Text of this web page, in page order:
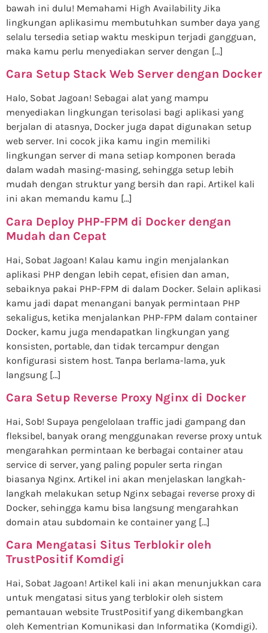
bawah ini dulu! Memahami High Availability Jika
lingkungan aplikasimu membutuhkan sumber daya yang
selalu tersedia setiap waktu meskipun terjadi gangguan,
maka kamu perlu menyediakan server dengan […]
Cara Setup Stack Web Server dengan Docker
Halo, Sobat Jagoan! Sebagai alat yang mampu
menyediakan lingkungan terisolasi bagi aplikasi yang
berjalan di atasnya, Docker juga dapat digunakan setup
web server. Ini cocok jika kamu ingin memiliki
lingkungan server di mana setiap komponen berada
dalam wadah masing-masing, sehingga setup lebih
mudah dengan struktur yang bersih dan rapi. Artikel kali
ini akan memandu kamu […]
Cara Deploy PHP-FPM di Docker dengan
Mudah dan Cepat
Hai, Sobat Jagoan! Kalau kamu ingin menjalankan
aplikasi PHP dengan lebih cepat, efisien dan aman,
sebaiknya pakai PHP-FPM di dalam Docker. Selain aplikasi
kamu jadi dapat menangani banyak permintaan PHP
sekaligus, ketika menjalankan PHP-FPM dalam container
Docker, kamu juga mendapatkan lingkungan yang
konsisten, portable, dan tidak tercampur dengan
konfigurasi sistem host. Tanpa berlama-lama, yuk
langsung […]
Cara Setup Reverse Proxy Nginx di Docker
Hai, Sob! Supaya pengelolaan traffic jadi gampang dan
fleksibel, banyak orang menggunakan reverse proxy untuk
mengarahkan permintaan ke berbagai container atau
service di server, yang paling populer serta ringan
biasanya Nginx. Artikel ini akan menjelaskan langkah-
langkah melakukan setup Nginx sebagai reverse proxy di
Docker, sehingga kamu bisa langsung mengarahkan
domain atau subdomain ke container yang […]
Cara Mengatasi Situs Terblokir oleh
TrustPositif Komdigi
Hai, Sobat Jagoan! Artikel kali ini akan menunjukkan cara
untuk mengatasi situs yang terblokir oleh sistem
pemantauan website TrustPositif yang dikembangkan
oleh Kementrian Komunikasi dan Informatika (Komdigi).